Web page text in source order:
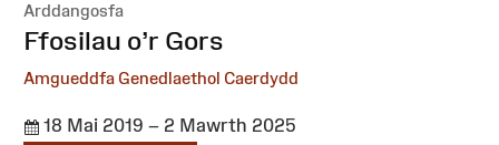
Arddangosfa
:Ffosilau o’r Gors
Amgueddfa Genedlaethol Caerdydd
18 Mai 2019 – 2 Mawrth 2025